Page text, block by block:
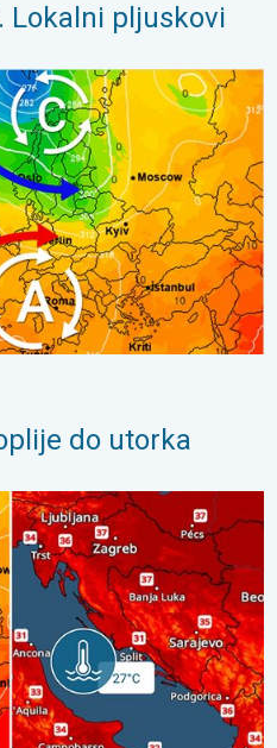
Lokalni pljuskovi
Ne i posvuda suho. . .
do utorka
mora 27°C. . .